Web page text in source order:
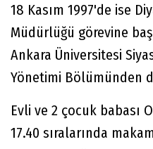
18 Kasım 1997'de ise
Müdürlüğü görevine
Ankara Üniversitesi
Yönetimi Bölümünden
Evli ve 2 çocuk babası
17.40 sıralarında